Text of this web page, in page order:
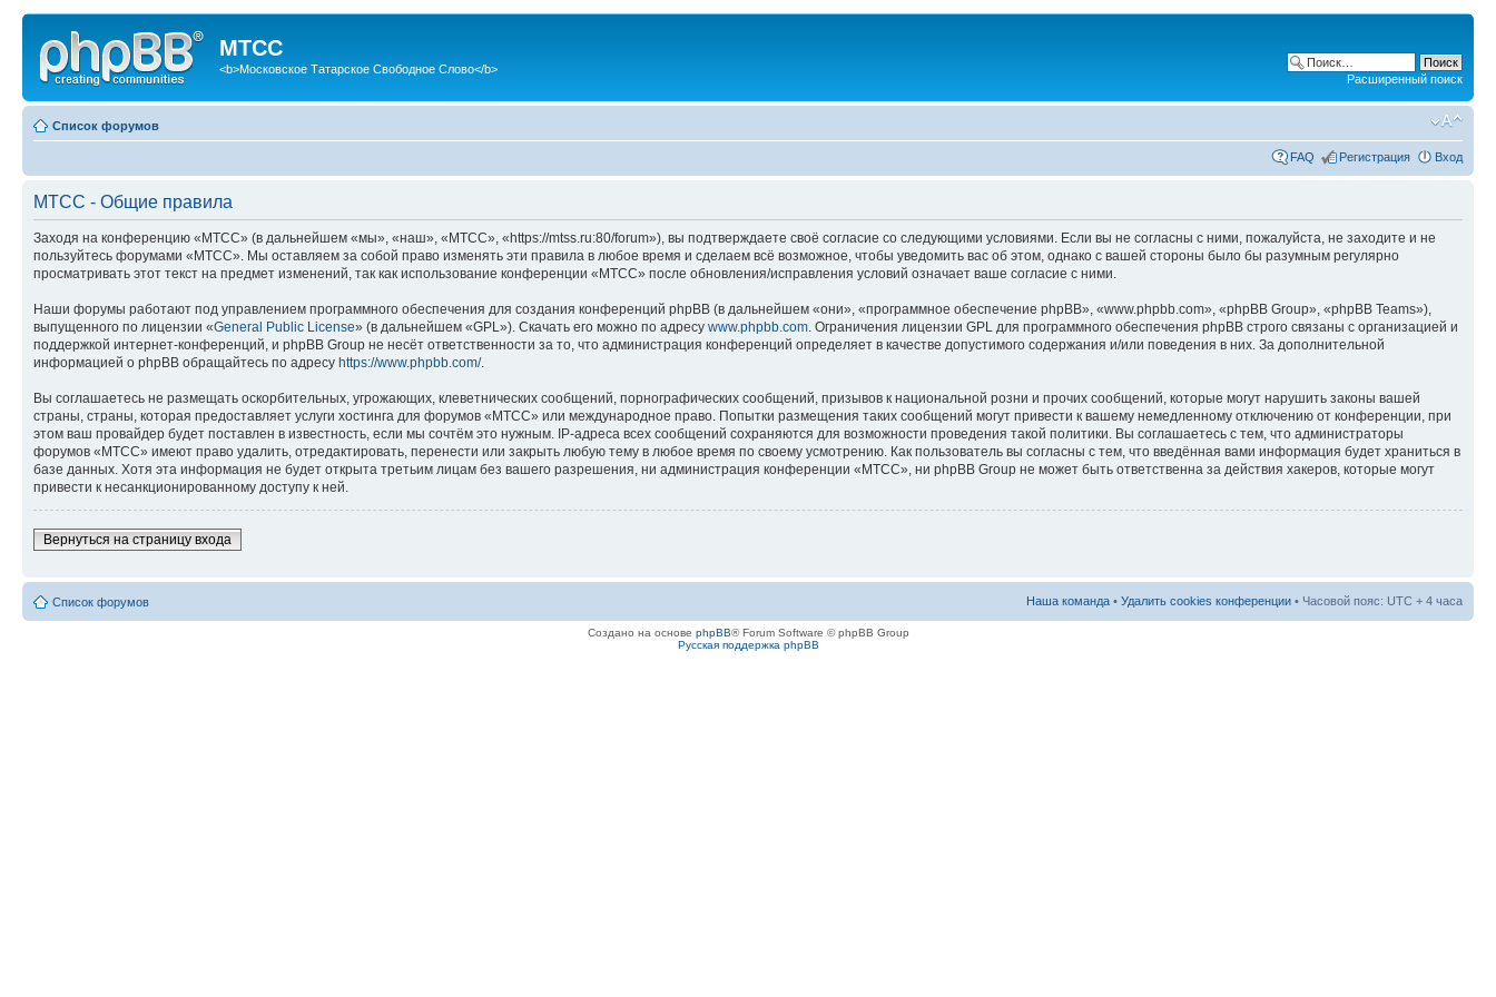
МТСС
<b>Московское Татарское Свободное Слово</b>
Расширенный поиск
Список форумов
FAQ Регистрация Вход
МТСС - Общие правила
Заходя на конференцию «МТСС» (в дальнейшем «мы», «наш», «МТСС», «https://mtss.ru:80/forum»), вы подтверждаете своё согласие со следующими условиями. Если вы не согласны с ними, пожалуйста, не заходите и не
пользуйтесь форумами «МТСС». Мы оставляем за собой право изменять эти правила в любое время и сделаем всё возможное, чтобы уведомить вас об этом, однако с вашей стороны было бы разумным регулярно
просматривать этот текст на предмет изменений, так как использование конференции «МТСС» после обновления/исправления условий означает ваше согласие с ними.
Наши форумы работают под управлением программного обеспечения для создания конференций phpBB (в дальнейшем «они», «программное обеспечение phpBB», «www.phpbb.com», «phpBB Group», «phpBB Teams»),
выпущенного по лицензии «General Public License» (в дальнейшем «GPL»). Скачать его можно по адресу www.phpbb.com . Ограничения лицензии GPL для программного обеспечения phpBB строго связаны с организацией и
поддержкой интернет-конференций, и phpBB Group не несёт ответственности за то, что администрация конференций определяет в качестве допустимого содержания и/или поведения в них. За дополнительной
информацией о phpBB обращайтесь по адресу https://www.phpbb.com/.
Вы соглашаетесь не размещать оскорбительных, угрожающих, клеветнических сообщений, порнографических сообщений, призывов к национальной розни и прочих сообщений, которые могут нарушить законы вашей
страны, страны, которая предоставляет услуги хостинга для форумов «МТСС» или международное право. Попытки размещения таких сообщений могут привести к вашему немедленному отключению от конференции, при
этом ваш провайдер будет поставлен в известность, если мы сочтём это нужным. IP-адреса всех сообщений сохраняются для возможности проведения такой политики. Вы соглашаетесь с тем, что администраторы
форумов «МТСС» имеют право удалить, отредактировать, перенести или закрыть любую тему в любое время по своему усмотрению. Как пользователь вы согласны с тем, что введённая вами информация будет храниться в
базе данных. Хотя эта информация не будет открыта третьим лицам без вашего разрешения, ни администрация конференции «МТСС», ни phpBB Group не может быть ответственна за действия хакеров, которые могут
привести к несанкционированному доступу к ней.
Вернуться на страницу входа
Список форумов Наша команда • Удалить cookies конференции • Часовой пояс: UTC + 4 часа
Создано на основе phpBB® Forum Software © phpBB Group
Русская поддержка phpBB